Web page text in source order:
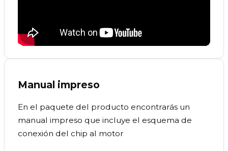
Manual impreso
En el paquete del producto encontrarás un
manual impreso que incluye el esquema de
conexión del chip al motor